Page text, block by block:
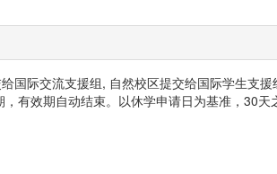
国际交流支援组, 自然校区提交给国际学生支援
有效期自动结束。以休学申请日为基准，30天